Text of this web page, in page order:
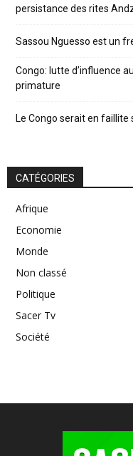
persistance des rites
Sassou Nguesso est un
Congo: lutte d’influence
primature
Le Congo serait en faillite
CATÉGORIES
Afrique
Economie
Monde
Non classé
Politique
Sacer Tv
Société